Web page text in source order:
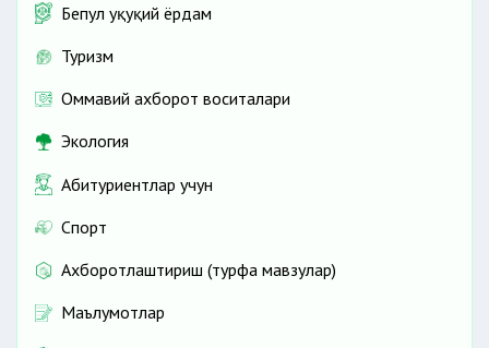
Бепул ҳуқуқий ёрдам
Туризм
Оммавий ахборот воситалари
Экология
Абитуриентлар учун
Спорт
Ахборотлаштириш (турфа мавзулар)
Маълумотлар